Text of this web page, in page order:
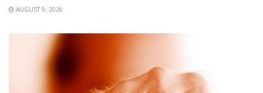
AUGUST 9, 2026